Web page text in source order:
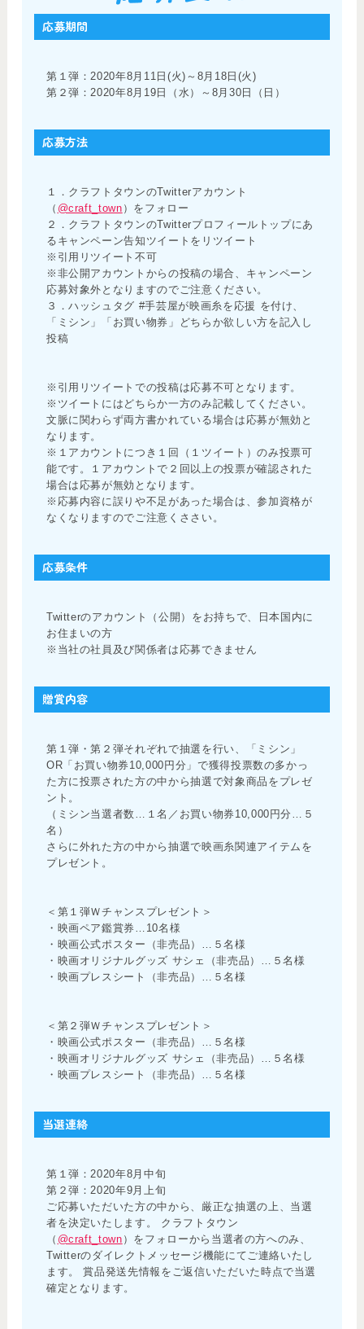
応募期間
第１弾：2020年8月11日(火)～8月18日(火)
第２弾：2020年8月19日（水）～8月30日（日）
応募方法
１．クラフトタウンのTwitterアカウント
（ @craft_town ）をフォロー
２．クラフトタウンのTwitterプロフィールトップにあ
るキャンペーン告知ツイートをリツイート
※引用リツイート不可
※非公開アカウントからの投稿の場合、キャンペーン
応募対象外となりますのでご注意ください。
３．ハッシュタグ #手芸屋が映画糸を応援 を付け、
「ミシン」「お買い物券」どちらか欲しい方を記入し
投稿
※引用リツイートでの投稿は応募不可となります。
※ツイートにはどちらか一方のみ記載してください。
文脈に関わらず両方書かれている場合は応募が無効と
なります。
※１アカウントにつき１回（１ツイート）のみ投票可
能です。１アカウントで２回以上の投票が確認された
場合は応募が無効となります。
※応募内容に誤りや不足があった場合は、参加資格が
なくなりますのでご注意くささい。
応募条件
Twitterのアカウント（公開）をお持ちで、日本国内に
お住まいの方
※当社の社員及び関係者は応募できません
贈賞内容
第１弾・第２弾それぞれで抽選を行い、「ミシン」
OR「お買い物券10,000円分」で獲得投票数の多かっ
た方に投票された方の中から抽選で対象商品をプレゼ
ント。
（ミシン当選者数…１名／お買い物券10,000円分…５
名）
さらに外れた方の中から抽選で映画糸関連アイテムを
プレゼント。
＜第１弾Ｗチャンスプレゼント＞
・映画ペア鑑賞券…10名様
・映画公式ポスター（非売品）…５名様
・映画オリジナルグッズ サシェ（非売品）…５名様
・映画プレスシート（非売品）…５名様
＜第２弾Ｗチャンスプレゼント＞
・映画公式ポスター（非売品）…５名様
・映画オリジナルグッズ サシェ（非売品）…５名様
・映画プレスシート（非売品）…５名様
当選連絡
第１弾：2020年8月中旬
第２弾：2020年9月上旬
ご応募いただいた方の中から、厳正な抽選の上、当選
者を決定いたします。 クラフトタウン
（ @craft_town ）をフォローから当選者の方へのみ、
Twitterのダイレクトメッセージ機能にてご連絡いたし
ます。 賞品発送先情報をご返信いただいた時点で当選
確定となります。